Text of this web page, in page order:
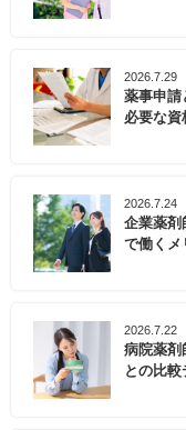
2026.7.29
薬事申請
必要な資
2026.7.24
企業薬剤
で働くメ
2026.7.22
病院薬剤
との比